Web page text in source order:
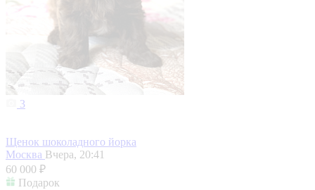
3
Щенок шоколадного йорка
Москва Вчера, 20:41
60 000 ₽
Подарок